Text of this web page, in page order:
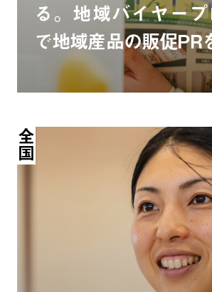
る。地域バイヤー
で地域産品の販促PR
全国